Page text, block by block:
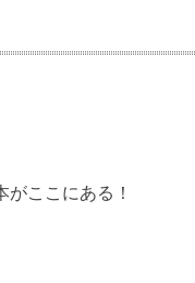
ここにある！